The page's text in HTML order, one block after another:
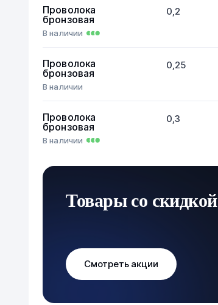
Проволока
бронзовая
В наличии
0,2
Проволока
бронзовая
В наличии
0,25
Проволока
бронзовая
В наличии
0,3
Товары со скидкой
Смотреть акции